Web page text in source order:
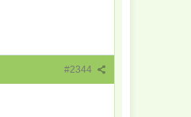
#2344